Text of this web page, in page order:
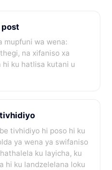
post
mupfuni wa wena:
na xifaniso xa
hi ku hatlisa kutani u
tivhidiyo hi poso hi ku
ya wena ya swifaniso
ku layicha, ku
hi ku landzelelana loku